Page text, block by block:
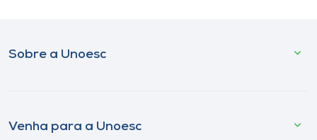
Sobre a Unoesc
Venha para a Unoesc